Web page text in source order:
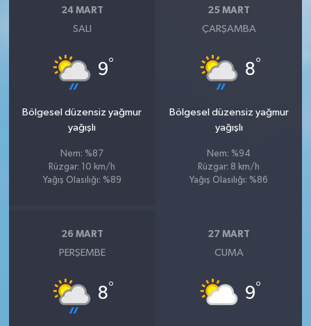
24 MART
SALI
9°
Bölgesel düzensiz yağmur
yağışlı
Nem: %87
Rüzgar: 10 km/h
Yağış Olasılığı: %89
25 MART
ÇARŞAMBA
8°
Bölgesel düzensiz yağmur
yağışlı
Nem: %94
Rüzgar: 8 km/h
Yağış Olasılığı: %86
26 MART
PERŞEMBE
8°
27 MART
CUMA
9°